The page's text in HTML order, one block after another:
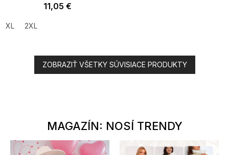
11,05 €
XL 2XL
ZOBRAZIŤ VŠETKY SÚVISIACE PRODUKTY
MAGAZÍN: NOSÍ TRENDY